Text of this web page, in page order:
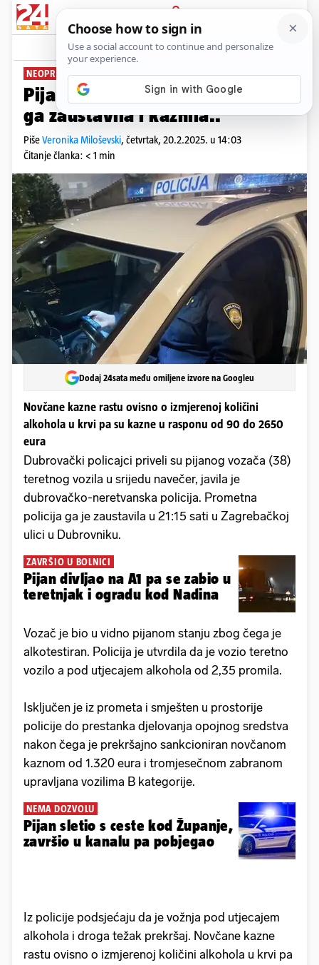
PRIJAVA
News Komentari
NEOPREZNA VOŽNJA DUBROVNIKOM
Pijan vozio teretnjak, policija
ga zaustavila i kaznila..
PišeVeronika Miloševski, četvrtak, 20.2.2025. u 14:03
Čitanje članka: < 1 min
Dodaj 24sata među omiljene izvore na Googleu
Novčane kazne rastu ovisno o izmjerenoj količini
alkohola u krvi pa su kazne u rasponu od 90 do 2650
eura
Dubrovački policajci priveli su pijanog vozača (38)
teretnog vozila u srijedu navečer, javila je
dubrovačko-neretvanska policija. Prometna
policija ga je zaustavila u 21:15 sati u Zagrebačkoj
ulici u Dubrovniku.
ZAVRŠIO U BOLNICI
Pijan divljao na A1 pa se zabio u
teretnjak i ogradu kod Nadina
Vozač je bio u vidno pijanom stanju zbog čega je
alkotestiran. Policija je utvrdila da je vozio teretno
vozilo a pod utjecajem alkohola od 2,35 promila.
Isključen je iz prometa i smješten u prostorije
policije do prestanka djelovanja opojnog sredstva
nakon čega je prekršajno sankcioniran novčanom
kaznom od 1.320 eura i tromjesečnom zabranom
upravljana vozilima B kategorije.
NEMA DOZVOLU
Pijan sletio s ceste kod Županje,
završio u kanalu pa pobjegao
Iz policije podsjećaju da je vožnja pod utjecajem
alkohola i droga težak prekršaj. Novčane kazne
rastu ovisno o izmjerenoj količini alkohola u krvi pa